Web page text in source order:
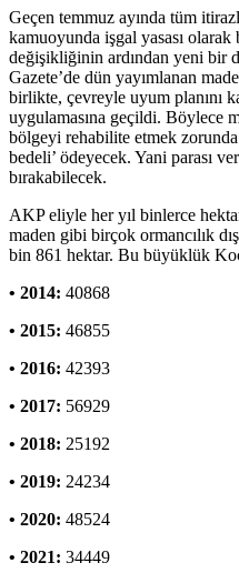
Geçen temmuz ayında tüm
kamuoyunda işgal yasası olarak
değişikliğinin ardından yeni bir
Gazete’de dün yayımlanan
birlikte, çevreyle uyum planını
uygulamasına geçildi. Böylece
bölgeyi rehabilite etmek
bedeli’ ödeyecek. Yani parası
bırakabilecek.
AKP eliyle her yıl binlerce
maden gibi birçok ormancılık
bin 861 hektar. Bu büyüklük
• 2014: 40868
• 2015: 46855
• 2016: 42393
• 2017: 56929
• 2018: 25192
• 2019: 24234
• 2020: 48524
• 2021: 34449